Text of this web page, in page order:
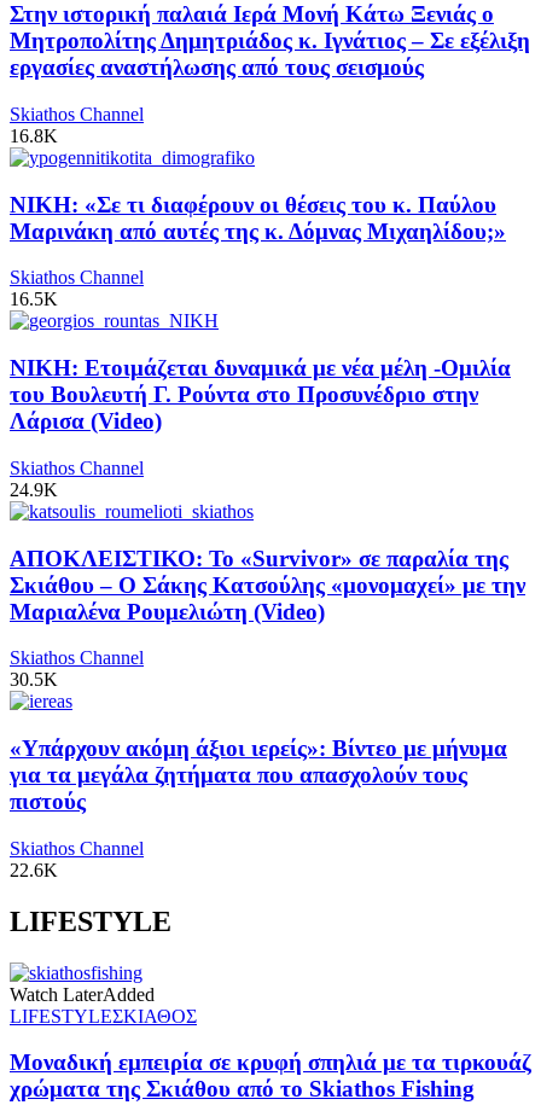
Στην ιστορική παλαιά Ιερά Μονή Κάτω Ξενιάς ο
Μητροπολίτης Δημητριάδος κ. Ιγνάτιος – Σε εξέλιξη
εργασίες αναστήλωσης από τους σεισμούς
Skiathos Channel
16.8K
ΝΙΚΗ: «Σε τι διαφέρουν οι θέσεις του κ. Παύλου
Μαρινάκη από αυτές της κ. Δόμνας Μιχαηλίδου;»
Skiathos Channel
16.5K
ΝΙΚΗ: Ετοιμάζεται δυναμικά με νέα μέλη -Ομιλία
του Βουλευτή Γ. Ρούντα στο Προσυνέδριο στην
Λάρισα (Video)
Skiathos Channel
24.9K
ΑΠΟΚΛΕΙΣΤΙΚΟ: Το «Survivor» σε παραλία της
Σκιάθου – Ο Σάκης Κατσούλης «μονομαχεί» με την
Μαριαλένα Ρουμελιώτη (Video)
Skiathos Channel
30.5K
«Υπάρχουν ακόμη άξιοι ιερείς»: Βίντεο με μήνυμα
για τα μεγάλα ζητήματα που απασχολούν τους
πιστούς
Skiathos Channel
22.6K
LIFESTYLE
Watch LaterAdded
LIFESTYLEΣΚΙΑΘΟΣ
Μοναδική εμπειρία σε κρυφή σπηλιά με τα τιρκουάζ
χρώματα της Σκιάθου από το Skiathos Fishing